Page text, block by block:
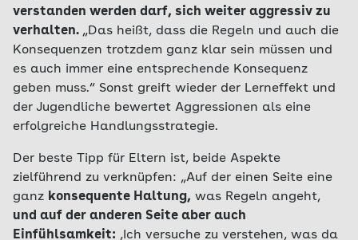
verstanden werden darf, sich weiter aggressiv zu
verhalten. „Das heißt, dass die Regeln und auch die
Konsequenzen trotzdem ganz klar sein müssen und
es auch immer eine entsprechende Konsequenz
geben muss.“ Sonst greift wieder der Lerneffekt und
der Jugendliche bewertet Aggressionen als eine
erfolgreiche Handlungsstrategie.
Der beste Tipp für Eltern ist, beide Aspekte
zielführend zu verknüpfen: „Auf der einen Seite eine
ganz konsequente Haltung, was Regeln angeht,
und auf der anderen Seite aber auch
Einfühlsamkeit: ‚Ich versuche zu verstehen, was da